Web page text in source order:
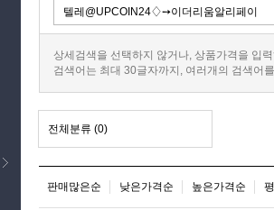
상세검색을 선택하지 않거나, 상품가격을 입
검색어는 최대 30글자까지, 여러개의 검색어
전체분류 (0)
판매많은순 낮은가격순 높은가격순